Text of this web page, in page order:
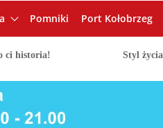
Pomniki Port Kołobrzeg
ci historia! Styl życia